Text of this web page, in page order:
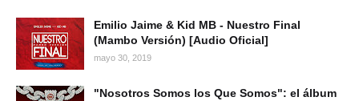
Emilio Jaime & Kid MB - Nuestro Final
(Mambo Versión) [Audio Oficial]
mayo 30, 2019
"Nosotros Somos los Que Somos": el álbum